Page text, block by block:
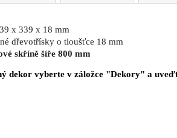
x 339 x 18 mm
dřevotřísky o tloušťce 18 mm
skříně šíře 800 mm
dekor vyberte v záložce "Dekory" a